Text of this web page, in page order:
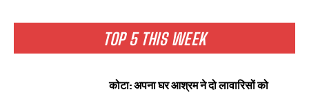
TOP 5 THIS WEEK
कोटा: अपना घर आश्रम ने दो लावारिसों को